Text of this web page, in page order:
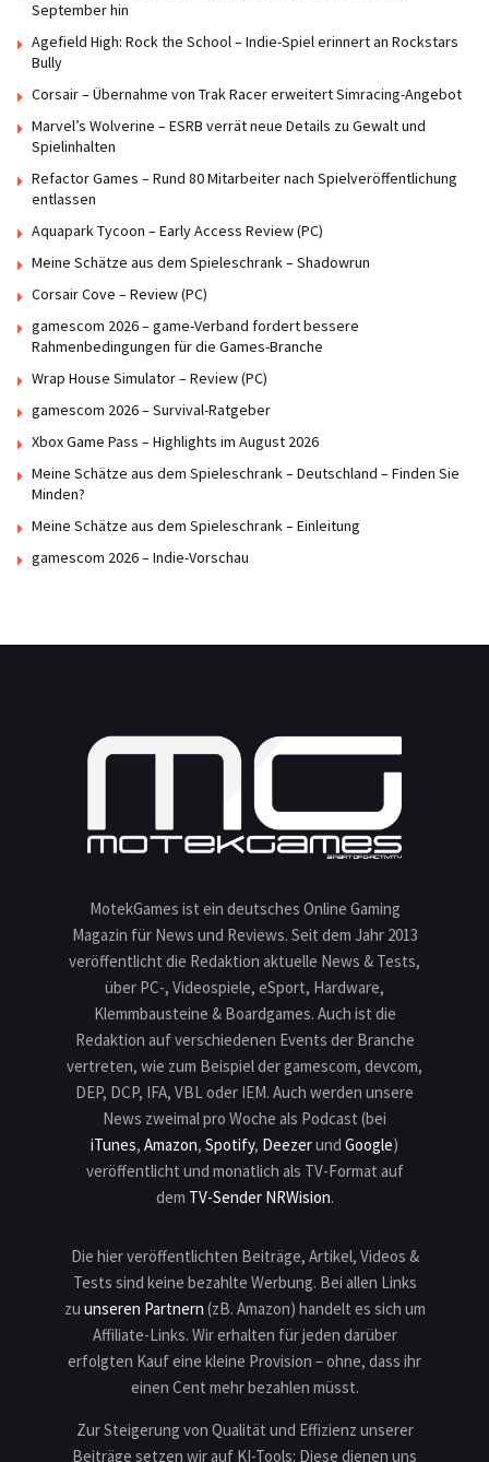
September hin
Agefield High: Rock the School – Indie-Spiel erinnert an Rockstars
Bully
Corsair – Übernahme von Trak Racer erweitert Simracing-Angebot
Marvel’s Wolverine – ESRB verrät neue Details zu Gewalt und
Spielinhalten
Refactor Games – Rund 80 Mitarbeiter nach Spielveröffentlichung
entlassen
Aquapark Tycoon – Early Access Review (PC)
Meine Schätze aus dem Spieleschrank – Shadowrun
Corsair Cove – Review (PC)
gamescom 2026 – game-Verband fordert bessere
Rahmenbedingungen für die Games-Branche
Wrap House Simulator – Review (PC)
gamescom 2026 – Survival-Ratgeber
Xbox Game Pass – Highlights im August 2026
Meine Schätze aus dem Spieleschrank – Deutschland – Finden Sie
Minden?
Meine Schätze aus dem Spieleschrank – Einleitung
gamescom 2026 – Indie-Vorschau
MotekGames ist ein deutsches Online Gaming
Magazin für News und Reviews. Seit dem Jahr 2013
veröffentlicht die Redaktion aktuelle News & Tests,
über PC-, Videospiele, eSport, Hardware,
Klemmbausteine & Boardgames. Auch ist die
Redaktion auf verschiedenen Events der Branche
vertreten, wie zum Beispiel der gamescom, devcom,
DEP, DCP, IFA, VBL oder IEM. Auch werden unsere
News zweimal pro Woche als Podcast (bei
iTunes, Amazon, Spotify, Deezerund Google)
veröffentlicht und monatlich als TV-Format auf
dem TV-Sender NRWision.
Die hier veröffentlichten Beiträge, Artikel, Videos &
Tests sind keine bezahlte Werbung. Bei allen Links
zu unseren Partnern (zB. Amazon) handelt es sich um
Affiliate-Links. Wir erhalten für jeden darüber
erfolgten Kauf eine kleine Provision – ohne, dass ihr
einen Cent mehr bezahlen müsst.
Zur Steigerung von Qualität und Effizienz unserer
Beiträge setzen wir auf KI-Tools: Diese dienen uns